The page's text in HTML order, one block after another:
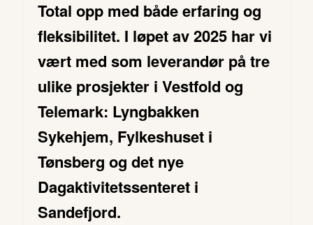
Total opp med både erfaring og
fleksibilitet. I løpet av 2025 har vi
vært med som leverandør på tre
ulike prosjekter i Vestfold og
Telemark: Lyngbakken
Sykehjem, Fylkeshuset i
Tønsberg og det nye
Dagaktivitetssenteret i
Sandefjord.